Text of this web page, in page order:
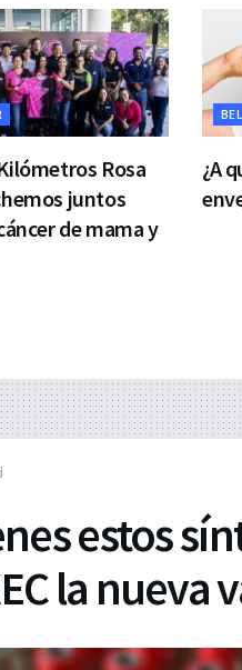
Rosa
juntos
de mama y
¿A
estos
la